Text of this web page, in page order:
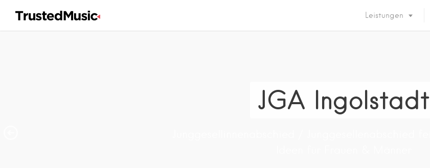
Leistungen
JGA Ingolstadt